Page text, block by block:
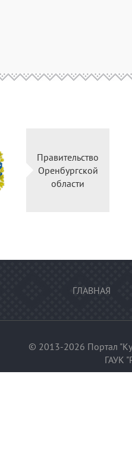
Правительство
Оренбургской
области
ГЛАВНАЯ
© 2013-2026 Портал
ГАУК